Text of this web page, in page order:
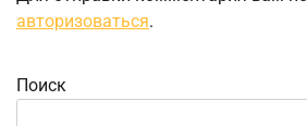
авторизоваться.
Поиск